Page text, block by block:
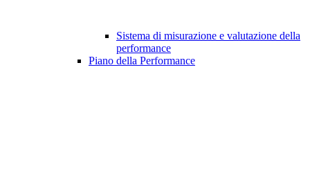
Sistema di misurazione e valutazione della
performance
Piano della Performance